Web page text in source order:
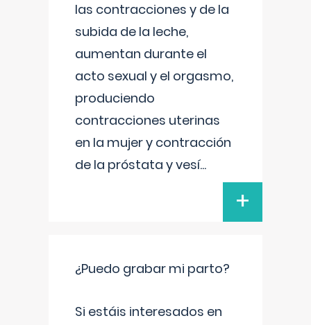
las contracciones y de la
subida de la leche,
aumentan durante el
acto sexual y el orgasmo,
produciendo
contracciones uterinas
en la mujer y contracción
de la próstata y vesí...
+
¿Puedo grabar mi parto?
Si estáis interesados en